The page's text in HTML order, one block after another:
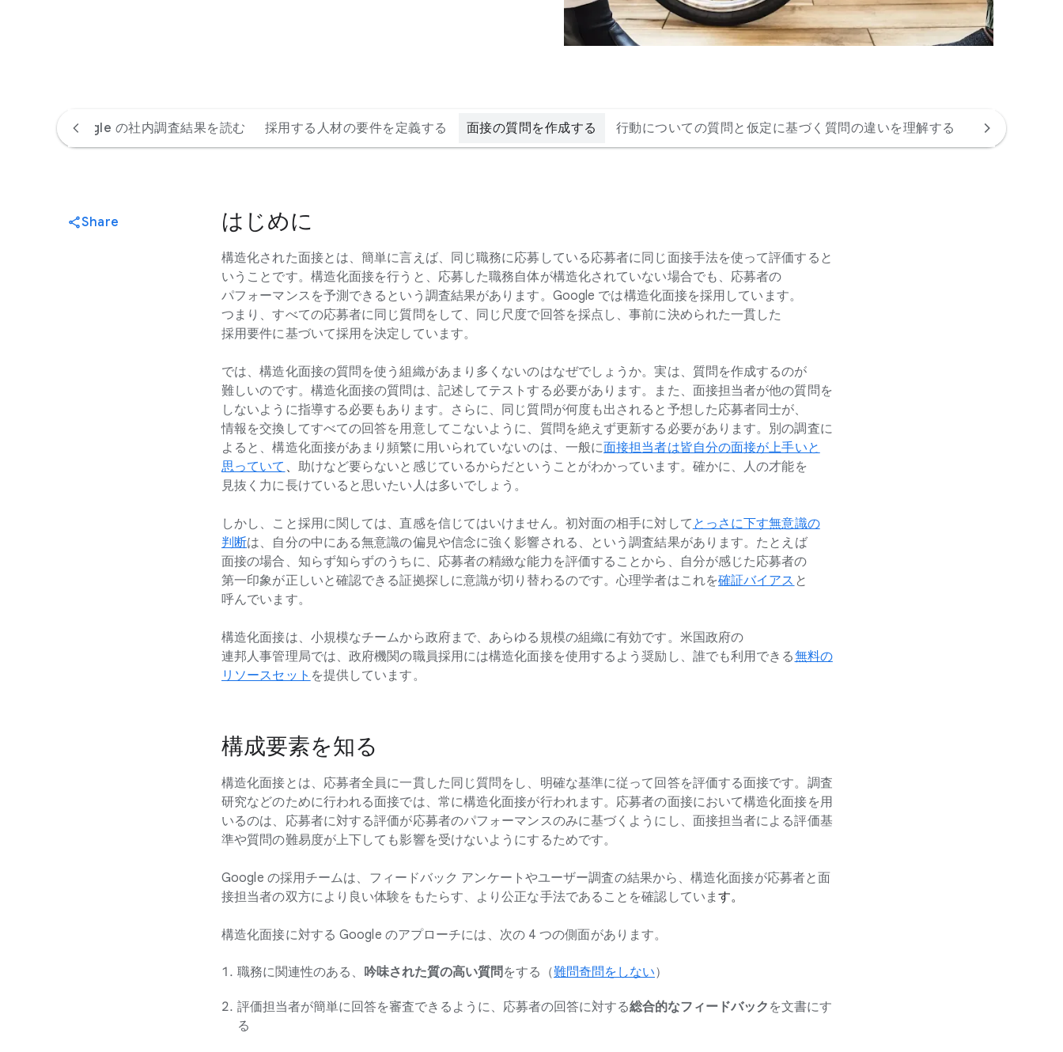
Google の社内調査結果を読む 採用する人材の要件を定義する 面接の質問を作成する 行動についての質問と仮定に基づく質問の違いを理解する 難問奇問を避
Share は​じめに
構造化された​面接とは、​簡単に​言えば、​同じ​職務に​応募している​応募者に​同じ​面接手法を​使って​評価すると​
いう​ことです。​構造化面接を​行うと、​応募した​職務自体が​構造化されていない​場合でも、​応募者の​
パフォーマンスを​予測できると​いう​調査結果が​あります。​Google では​構造化面接を​採用しています。​
つまり、​すべての​応募者に​同じ​質問を​して、​同じ​尺度で​回答を​採点し、​事前に​決められた​一貫した​
採用要件に​基づいて​採用を​決定しています。
では、​構造化面接の​質問を​使う​組織が​あまり​多くないのは​なぜでしょうか。​実は、​質問を​作成するのが​
難しいのです。​構造化面接の​質問は、​記述して​テストする​必要が​あります。​また、​面接担当者が​他の​質問を​
しないように​指導する​必要も​あります。​さらに、​同じ​質問が​何度も​出されると​予想した​応募者同士が、​
情報を​交換して​すべての​回答を​用意して​こないように、​質問を​絶えず​更新する​必要が​あります。​別の​調査に​
よると、​構造化面接が​あまり​頻繁に​用いられていないのは、​一般に​面接担当者は​皆自分の​面接が​上手いと​
思っていて 、 ​助けなど​要らないと​感じているからだと​いう​ことが​わかっています。​確かに、​人の​才能を​
見抜く​力に​長けていると​思いたい​人は​多いでしょう。
しかし、​こと​採用に​関しては、​直感を​信じてはいけません。​初対面の​相手に​対して ​とっさに​下す​無意識の​
判断は、​自分の​中に​ある​無意識の​偏見や​信念に​強く​影響される、と​いう​調査結果が​あります。​たとえば​
面接の​場合、​知らず​知らずの​うちに、​応募者の​精緻な​能力を​評価する​ことから、​自分が​感じた​応募者の​
第一印象が​正しいと​確認できる​証拠探しに​意識が​切り​替わるのです。​心理学者は​これを​確証バイアス と​
呼んでいます。
構造化面接は、​小規模な​チームから​政府まで、​あらゆる​規模の​組織に​有効です。​米国政府の​
連邦人事管理局では、​政府機関の​職員採用には​構造化面接を​使用する​よう奨励し、​誰でも​利用できる​無料の​
リソースセット を​提供しています。
構成要素を知る
構造化面接とは、応募者全員に一貫した同じ質問をし、明確な基準に従って回答を評価する面接です。調査
研究などのために行われる面接では、常に構造化面接が行われます。応募者の面接において構造化面接を用
いるのは、応募者に対する評価が応募者のパフォーマンスのみに基づくようにし、面接担当者による評価基
準や質問の難易度が上下しても影響を受けないようにするためです。
Google の採用チームは、フィードバック アンケートやユーザー調査の結果から、構造化面接が応募者と面
接担当者の双方により良い体験をもたらす、より公正な手法であることを確認しています。
構造化面接に対する Google のアプローチには、次の 4 つの側面があります。
職務に関連性のある、 吟味された質の高い質問 をする（難問奇問をしない）
評価担当者が簡単に回答を審査できるように、応募者の回答に対する総合的なフィードバック を文書にす
る